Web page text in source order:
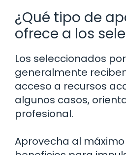
¿Qué tipo de
ofrece a los
Los seleccionados por
generalmente
acceso a recursos
algunos casos,
profesional.
Aprovecha al